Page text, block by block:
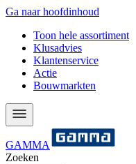
Ga naar hoofdinhoud
Toon hele assortiment
Klusadvies
Klantenservice
Actie
Bouwmarkten
GAMMA
Zoeken